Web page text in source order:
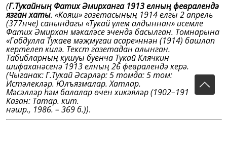
(Г.Тукайның Фатих Әмирханга 1913 елның февралендә
язган хаты. «Кояш» газетасының 1914 елгы 2 апрель
(377нче) санындагы «Тукай үлем алдыннан» исемле
Фатих Әмирхан мәкаләсе эчендә басылган. Томнарына
«Габдулла Тукаев мәҗмугаи асаре»ннән (1914) башлап
кертелеп килә. Текст газетадан алынган.
Табибларның кушуы буенча Тукай Клячкин
шифаханәсенә 1913 елның 26 февралендә керә.
(Чыганак: Г.Тукай Әсәрләр: 5 томда: 5 том:
Истәлекләр. Юлъязмалар. Хатлар.
Мәсәлләр һәм балалар өчен хикәяләр (1902–1913). –
Казан: Татар. кит.
нәшр., 1986. – 369 б.)).